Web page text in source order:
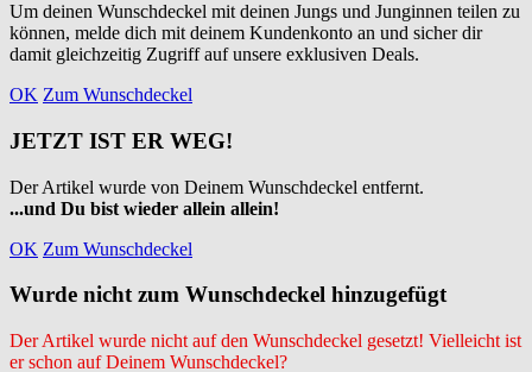
Um deinen Wunschdeckel mit deinen Jungs und Junginnen teilen zu
können, melde dich mit deinem Kundenkonto an und sicher dir
damit gleichzeitig Zugriff auf unsere exklusiven Deals.
OK Zum Wunschdeckel
JETZT IST ER WEG!
Der Artikel wurde von Deinem Wunschdeckel entfernt.
...und Du bist wieder allein allein!
OK Zum Wunschdeckel
Wurde nicht zum Wunschdeckel hinzugefügt
Der Artikel wurde nicht auf den Wunschdeckel gesetzt! Vielleicht ist
er schon auf Deinem Wunschdeckel?